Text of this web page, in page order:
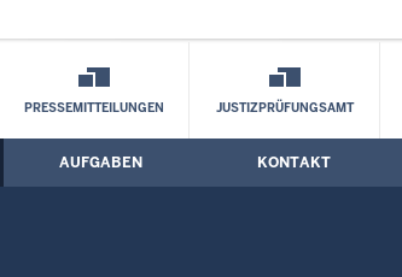
PRESSEMITTEILUNGEN JUSTIZPRÜFUNGSAMT
AUFGABEN KONTAKT